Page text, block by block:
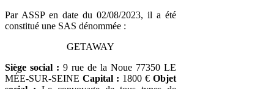
Par ASSP en date du 02/08/2023, il a été
constitué une SAS dénommée :
GETAWAY
Siège social : 9 rue de la Noue 77350 LE
MÉE-SUR-SEINE Capital : 1800 € Objet